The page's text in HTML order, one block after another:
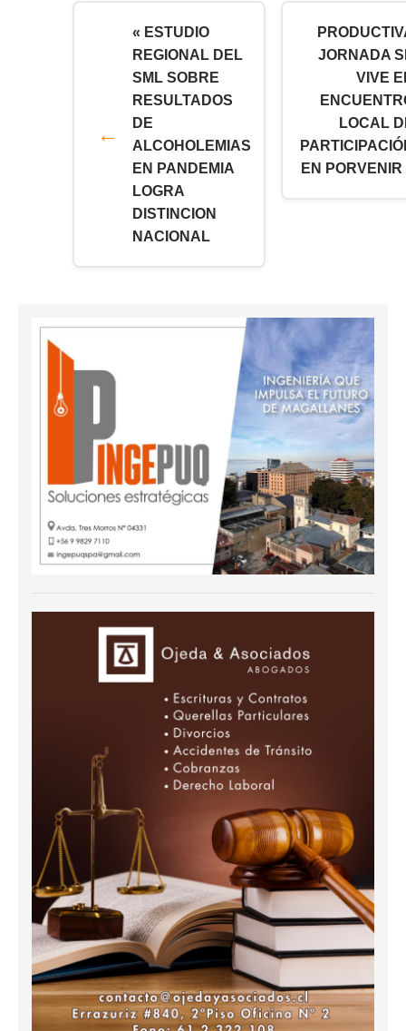
« ESTUDIO
REGIONAL DEL
SML SOBRE
RESULTADOS
DE
ALCOHOLEMIAS
EN PANDEMIA
LOGRA
DISTINCION
NACIONAL
JORNADA
VIVE
LOCAL
EN PORVENIR